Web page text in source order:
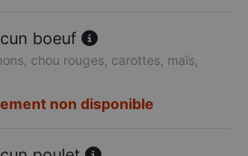
boeuf
chou rouges, carottes, maïs,
non disponible